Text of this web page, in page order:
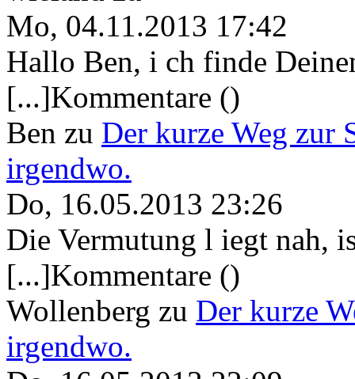
Mo, 04.11.2013 17:42
Hallo Ben, i ch finde
[...]Kommentare ()
Ben zu Der kurze Weg zur
irgendwo.
Do, 16.05.2013 23:26
Die Vermutung l iegt nah,
[...]Kommentare ()
Wollenberg zu Der kurze
irgendwo.